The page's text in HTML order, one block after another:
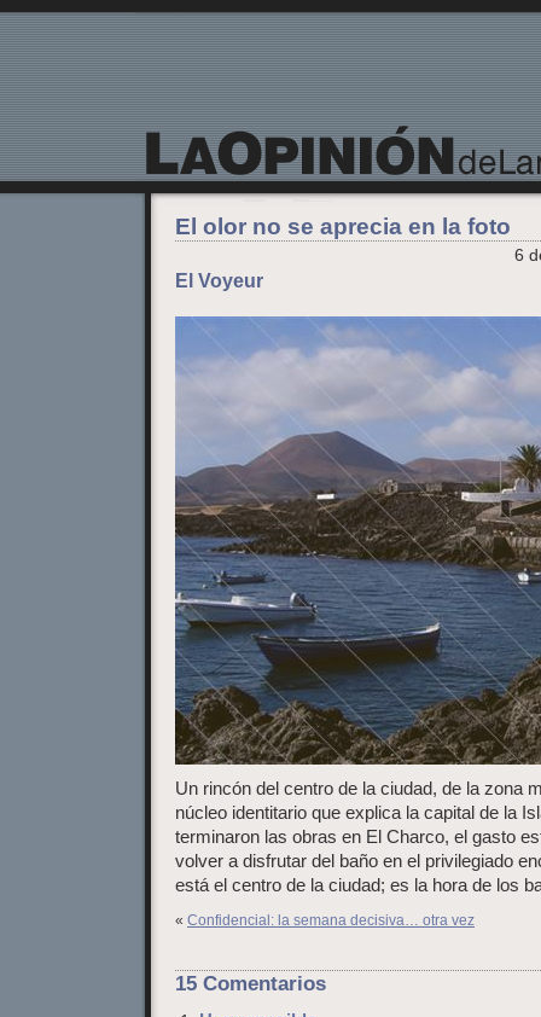
El olor no se aprecia en la foto
6
El Voyeur
Un rincón del centro de la ciudad, de la zona
núcleo identitario que explica la capital de la
terminaron las obras en El Charco, el gasto
volver a disfrutar del baño en el privilegiado
está el centro de la ciudad; es la hora de los
« Confidencial: la semana decisiva… otra vez
15 Comentarios